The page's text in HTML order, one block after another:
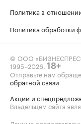
Политика в
Политика обработки
© ООО
1995–2026. 18+
Отправьте нам
обратной связи
Акции и
Владельцем сайта